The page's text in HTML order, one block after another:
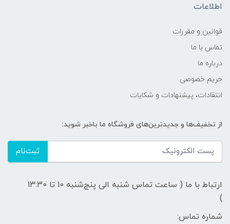
اطلاعات
قوانين و مقررات
تماس با ما
درباره ما
حریم خصوصی
انتقادات، پیشنهادات و شکایات
از تخفیف‌ها و جدیدترین‌های فروشگاه ما باخبر شوید:
ثبت‌نام
ارتباط با ما ( ساعت تماس شنبه الی پنج‌شنبه 10 تا 13:30
)
شماره تماس: